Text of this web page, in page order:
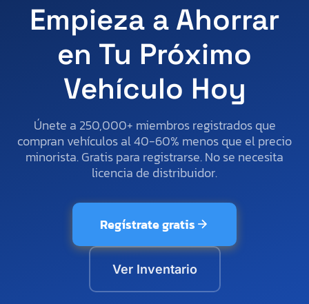
Empieza a Ahorrar
en Tu Próximo
Vehículo Hoy
Únete a 250,000+ miembros registrados que
compran vehículos al 40-60% menos que el precio
minorista. Gratis para registrarse. No se necesita
licencia de distribuidor.
Regístrate gratis
Ver Inventario